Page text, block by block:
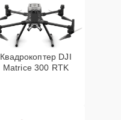
Квадрокоптер DJI
Matrice 300 RTK